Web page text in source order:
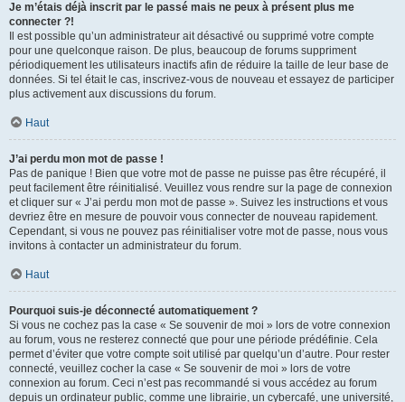
Je m’étais déjà inscrit par le passé mais ne peux à présent plus me
connecter ?!
Il est possible qu’un administrateur ait désactivé ou supprimé votre compte
pour une quelconque raison. De plus, beaucoup de forums suppriment
périodiquement les utilisateurs inactifs afin de réduire la taille de leur base de
données. Si tel était le cas, inscrivez-vous de nouveau et essayez de participer
plus activement aux discussions du forum.
Haut
J’ai perdu mon mot de passe !
Pas de panique ! Bien que votre mot de passe ne puisse pas être récupéré, il
peut facilement être réinitialisé. Veuillez vous rendre sur la page de connexion
et cliquer sur « J’ai perdu mon mot de passe ». Suivez les instructions et vous
devriez être en mesure de pouvoir vous connecter de nouveau rapidement.
Cependant, si vous ne pouvez pas réinitialiser votre mot de passe, nous vous
invitons à contacter un administrateur du forum.
Haut
Pourquoi suis-je déconnecté automatiquement ?
Si vous ne cochez pas la case « Se souvenir de moi » lors de votre connexion
au forum, vous ne resterez connecté que pour une période prédéfinie. Cela
permet d’éviter que votre compte soit utilisé par quelqu’un d’autre. Pour rester
connecté, veuillez cocher la case « Se souvenir de moi » lors de votre
connexion au forum. Ceci n’est pas recommandé si vous accédez au forum
depuis un ordinateur public, comme une librairie, un cybercafé, une université,